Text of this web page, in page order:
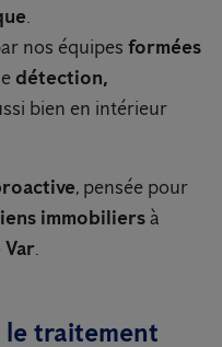
.
nos équipes formées
détection,
bien en intérieur
, pensée pour
immobiliersà
.
traitement